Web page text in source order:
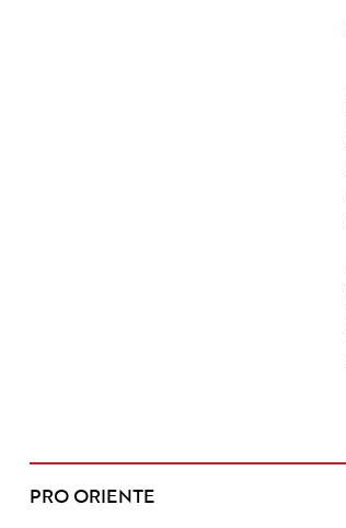
PRO ORIENTE